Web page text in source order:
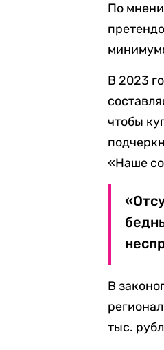
По
В 2023
чтобы
«Наше
В
тыс.